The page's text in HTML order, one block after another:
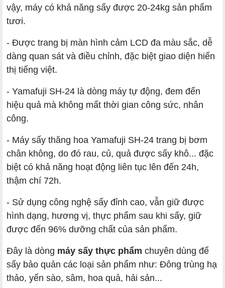
vậy, máy có khả năng sấy được 20-24kg sản phẩm
tươi.
- Được trang bị màn hình cảm LCD đa màu sắc, dễ
dàng quan sát và điều chỉnh, đặc biệt giao diện hiển
thị tiếng việt.
- Yamafuji SH-24 là dòng máy tự động, đem đến
hiệu quả mà không mất thời gian công sức, nhân
công.
- Máy sấy thăng hoa Yamafuji SH-24 trang bị bơm
chân không, do đó rau, củ, quả được sấy khô... đặc
biệt có khả năng hoạt động liên tục lên đến 24h,
thậm chí 72h.
- Sử dụng công nghệ sấy đỉnh cao, vẫn giữ được
hình dạng, hương vị, thực phẩm sau khi sấy, giữ
được đến 96% dưỡng chất của sản phẩm.
Đây là dòng máy sấy thực phẩm chuyên dùng để
sấy bảo quản các loại sản phẩm như: Đông trùng hạ
thảo, yến sào, sâm, hoa quả, hải sản...